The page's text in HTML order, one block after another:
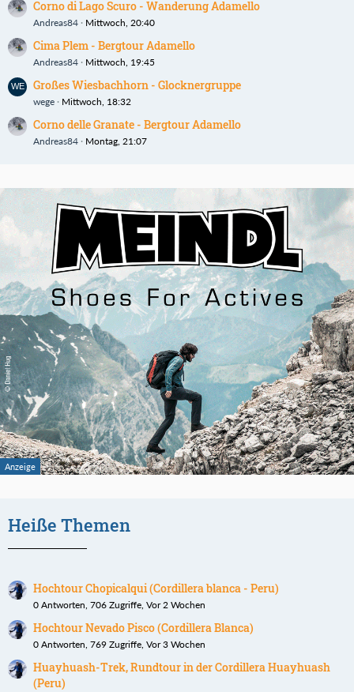
Corno di Lago Scuro - Wanderung Adamello
Andreas84 Mittwoch, 20:40
Cima Plem - Bergtour Adamello
Andreas84 Mittwoch, 19:45
Großes Wiesbachhorn - Glocknergruppe
wege Mittwoch, 18:32
Corno delle Granate - Bergtour Adamello
Andreas84 Montag, 21:07
Heiße Themen
Hochtour Chopicalqui (Cordillera blanca - Peru)
0 Antworten, 706 Zugriffe, Vor 2 Wochen
Hochtour Nevado Pisco (Cordillera Blanca)
0 Antworten, 769 Zugriffe, Vor 3 Wochen
Huayhuash-Trek, Rundtour in der Cordillera Huayhuash
(Peru)